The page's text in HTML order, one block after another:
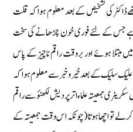
ڈاکٹر کی تشخیص کے بعد معلوم ہوا کہ قلت
جس کے لئے فوری خون چڑھانے کی سخت
مبتلا ہوئے اور بروقت راقم ناچیز کے پاس
علیک سلیک کے بعد خیر وخبر سے معلوم ہوا کہ
جمعیتہ علماء اترپردیش لکھنؤ سے راقم
لے تو اچھا ہوتا (چونکہ اس وقت جمعیتہ کے